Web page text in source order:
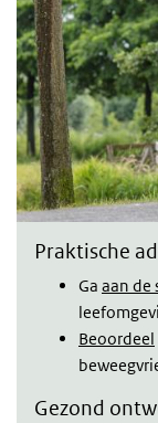
Praktische
Ga aan de
Beoordeel
Gezond